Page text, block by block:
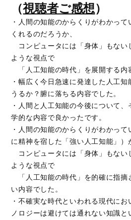
（視聴者ご感想）
・人間の知能のからくりがわかっ
くれるのだろうか、
コンピュータには「身体」もない
ような視点で
「人工知能の時代」を展開する内
・幅広く今日急速に発達した人工
うるか？腑に落ちる内容でした。
・人間と人工知能の今後について
学的な内容で良かったです。
・人間の知能のからくりがわかっ
に精神を宿した「強い人工知能」）
コンピュータには「身体」もない
ような視点で
「人工知能の時代」を的確に指摘
い内容でした。
・不確実な時代といわれる現代に
ノロジーは避けては通れない知識と